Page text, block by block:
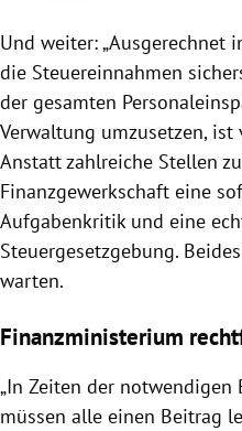
Und weiter: „Ausgerechnet
die Steuereinnahmen
der gesamten
Verwaltung umzusetzen,
Anstatt zahlreiche Stellen
Finanzgewerkschaft eine
Aufgabenkritik und eine
Steuergesetzgebung.
warten.
Finanzministerium
„In Zeiten der
müssen alle einen Beitrag